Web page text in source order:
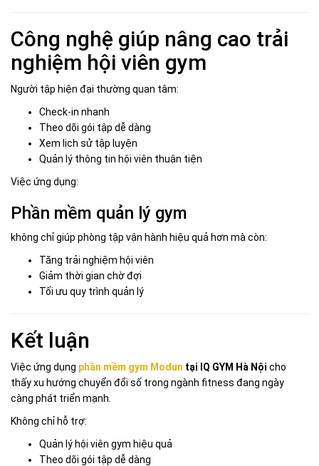
Công nghệ giúp nâng cao trải
nghiệm hội viên gym
Người tập hiện đại thường quan tâm:
Check-in nhanh
Theo dõi gói tập dễ dàng
Xem lịch sử tập luyện
Quản lý thông tin hội viên thuận tiện
Việc ứng dụng:
Phần mềm quản lý gym
không chỉ giúp phòng tập vận hành hiệu quả hơn mà còn:
Tăng trải nghiệm hội viên
Giảm thời gian chờ đợi
Tối ưu quy trình quản lý
Kết luận
Việc ứng dụng phần mềm gym Modun tại IQ GYM Hà Nội cho
thấy xu hướng chuyển đổi số trong ngành fitness đang ngày
càng phát triển mạnh.
Không chỉ hỗ trợ:
Quản lý hội viên gym hiệu quả
Theo dõi gói tập dễ dàng